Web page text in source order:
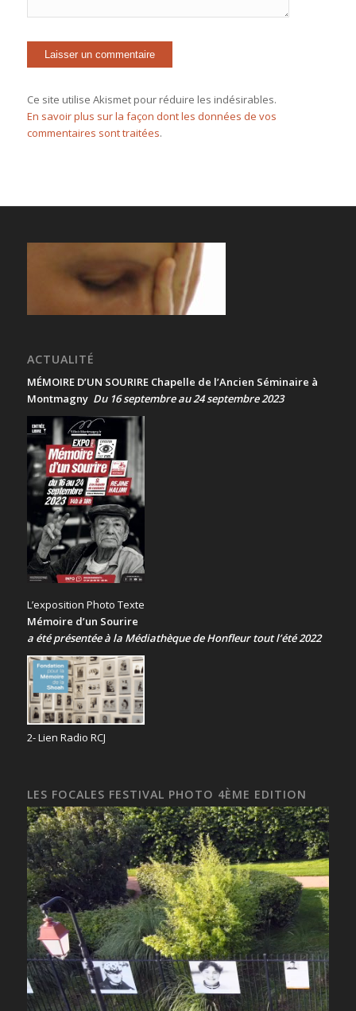
Ce site utilise Akismet pour réduire les indésirables.
En savoir plus sur la façon dont les données de vos
commentaires sont traitées.
ACTUALITÉ
MÉMOIRE D’UN SOURIRE Chapelle de l’Ancien Séminaire à
Montmagny Du 16 septembre au 24 septembre 2023
L’exposition Photo Texte
Mémoire d’un Sourire
a été présentéeà la Médiathèque de Honfleur tout l’été 2022
2- Lien Radio RCJ
LES FOCALES FESTIVAL PHOTO 4ÈME EDITION